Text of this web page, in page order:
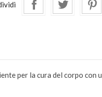
per la cura del corpo